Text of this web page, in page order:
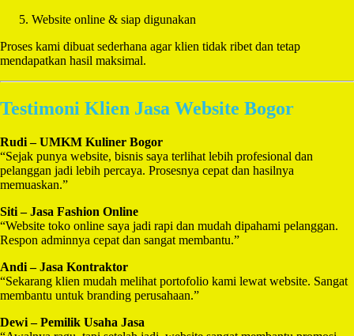
Website online & siap digunakan
Proses kami dibuat sederhana agar klien tidak ribet dan tetap
mendapatkan hasil maksimal.
Testimoni Klien Jasa Website Bogor
Rudi – UMKM Kuliner Bogor
“Sejak punya website, bisnis saya terlihat lebih profesional dan
pelanggan jadi lebih percaya. Prosesnya cepat dan hasilnya
memuaskan.”
Siti – Jasa Fashion Online
“Website toko online saya jadi rapi dan mudah dipahami pelanggan.
Respon adminnya cepat dan sangat membantu.”
Andi – Jasa Kontraktor
“Sekarang klien mudah melihat portofolio kami lewat website. Sangat
membantu untuk branding perusahaan.”
Dewi – Pemilik Usaha Jasa